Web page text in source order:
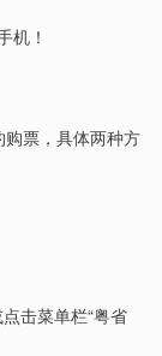
机！
票，具体两种方
击菜单栏“粤省